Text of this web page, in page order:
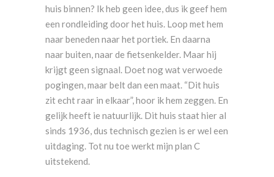
huis binnen? Ik heb geen idee, dus ik geef hem
een rondleiding door het huis. Loop met hem
naar beneden naar het portiek. En daarna
naar buiten, naar de fietsenkelder. Maar hij
krijgt geen signaal. Doet nog wat verwoede
pogingen, maar belt dan een maat. “Dit huis
zit echt raar in elkaar”, hoor ik hem zeggen. En
gelijk heeft ie natuurlijk. Dit huis staat hier al
sinds 1936, dus technisch gezien is er wel een
uitdaging. Tot nu toe werkt mijn plan C
uitstekend.